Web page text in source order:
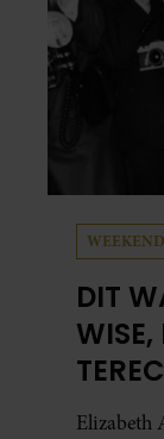
WEEKEND
DIT
WISE,
Elizabeth